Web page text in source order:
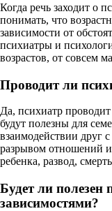
Когда речь заходит о
понимать, что
зависимости от
психиатры и
возрастов, от совсем
Проводит ли
Да, психиатр
будут полезны для
взаимодействии друг
разрывом отношений
ребенка, развод,
Будет ли полезен
зависимостями?